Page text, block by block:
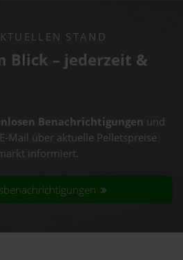
STAND
Blick – jederzeit &
Benachrichtigungen und
Mail über aktuelle Pelletspreise
informiert.